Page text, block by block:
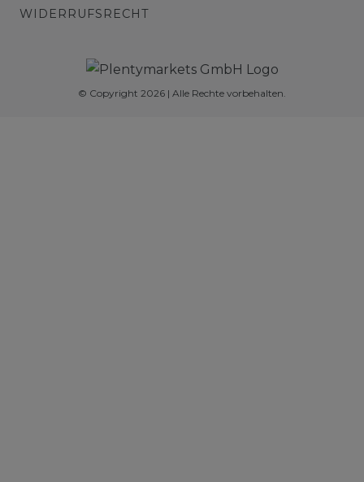
WIDERRUFSRECHT
© Copyright 2026 | Alle Rechte vorbehalten.